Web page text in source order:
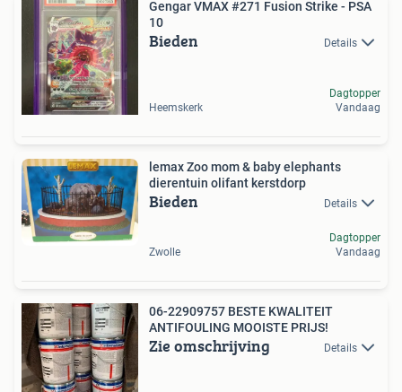
Gengar VMAX #271 Fusion Strike - PSA
10
Bieden Details
Heemskerk
Dagtopper
Vandaag
lemax Zoo mom & baby elephants
dierentuin olifant kerstdorp
Bieden Details
Zwolle
Dagtopper
Vandaag
06-22909757 BESTE KWALITEIT
ANTIFOULING MOOISTE PRIJS!
Zie omschrijving Details